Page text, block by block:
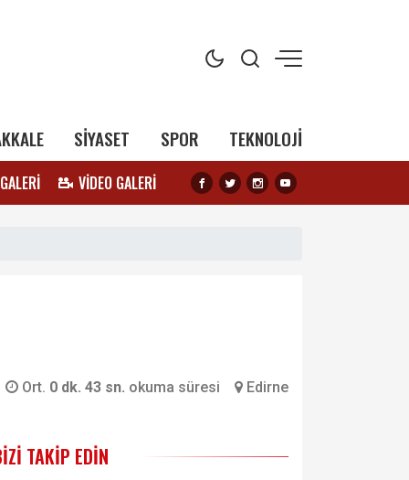
SİYASET SPOR TEKNOLOJİ
VİDEO GALERİ
Ort. 0 dk. 43 sn. okuma süresi Edirne
TAKIP EDIN